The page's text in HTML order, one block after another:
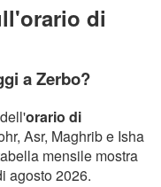
di
a Zerbo?
orario di
Asr, Maghrib e Isha
mensile mostra
agosto 2026.